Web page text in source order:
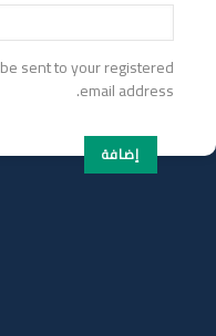
sent to your registered
email address.